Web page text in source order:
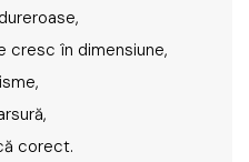
cresc în dimensiune,
corect.